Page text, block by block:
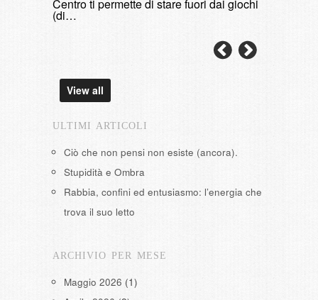
Centro ti permette di stare fuori dai giochi
(di…
View all
ULTIMI ARTICOLI
Ciò che non pensi non esiste (ancora).
Stupidità e Ombra
Rabbia, confini ed entusiasmo: l’energia che
trova il suo letto
ARCHIVIO PER MESE
Maggio 2026 (1)